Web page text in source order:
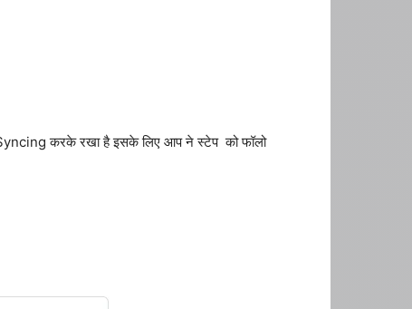
करके रखा है इसके लिए आप ने स्टेप को फॉलो